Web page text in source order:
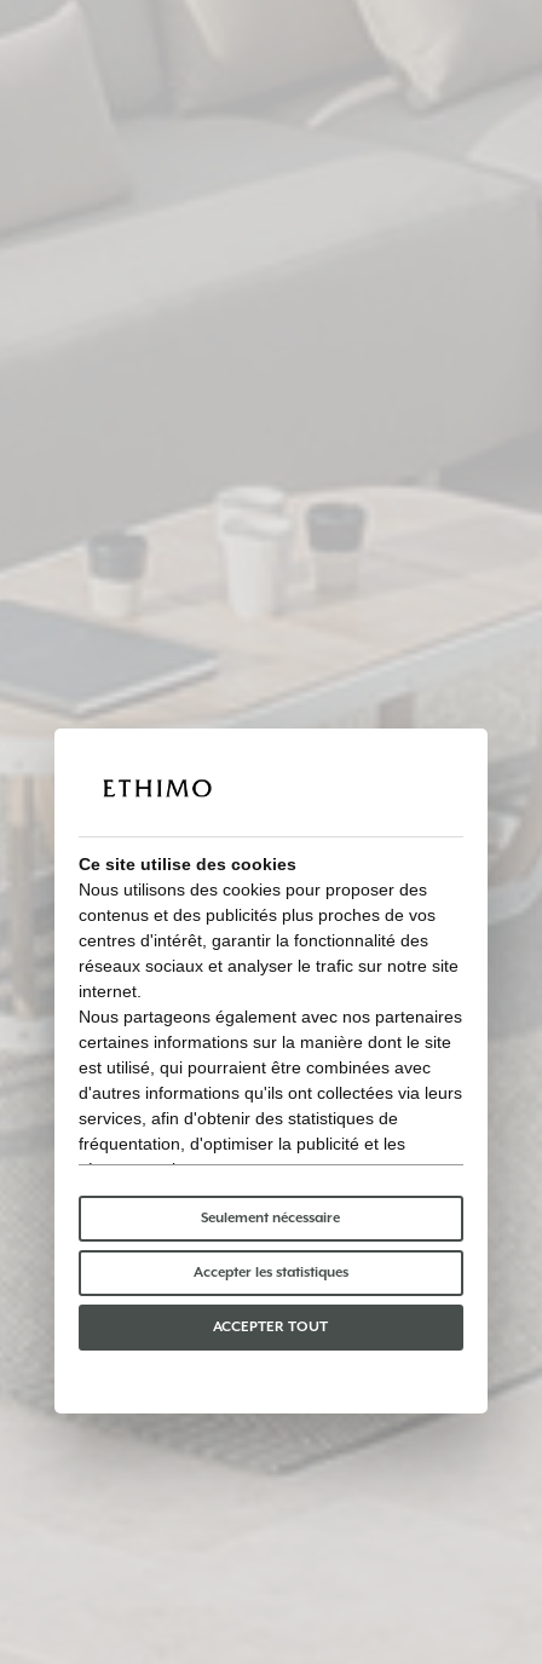
Ce site utilise des cookies
Nous utilisons des cookies pour proposer des
contenus et des publicités plus proches de vos
centres d'intérêt, garantir la fonctionnalité des
réseaux sociaux et analyser le trafic sur notre site
internet.
Nous partageons également avec nos partenaires
certaines informations sur la manière dont le site
est utilisé, qui pourraient être combinées avec
d'autres informations qu'ils ont collectées via leurs
services, afin d'obtenir des statistiques de
fréquentation, d'optimiser la publicité et les
réseaux sociaux.
Certains cookies « techniques » sont
indispensables au bon fonctionnement du site et
ne traitent ni ne partagent aucune donnée
personnelle avec des tiers. Pour en savoir plus,
vous pouvez consulter notrepolitique en matière
Veuillez choisir les cookies que vous acceptez :
Seulement nécessaire
Accepter les statistiques
ACCEPTER TOUT